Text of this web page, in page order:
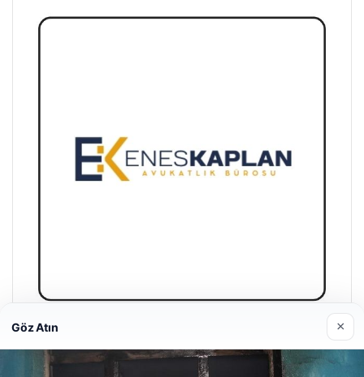
Enes Kaplan Avukatlık Bürosu
28/04/2026
Göz Atın ×